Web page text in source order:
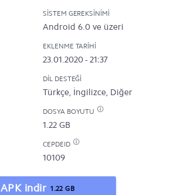
SISTEM GEREKSINIMI
Android 6.0 ve üzeri
EKLENME TARIHI
23.01.2020 - 21:37
DIL DESTEĞI
Türkçe, İngilizce, Diğer
DOSYA BOYUTU
1.22 GB
CEPDEID
10109
APK indir 1.22 GB